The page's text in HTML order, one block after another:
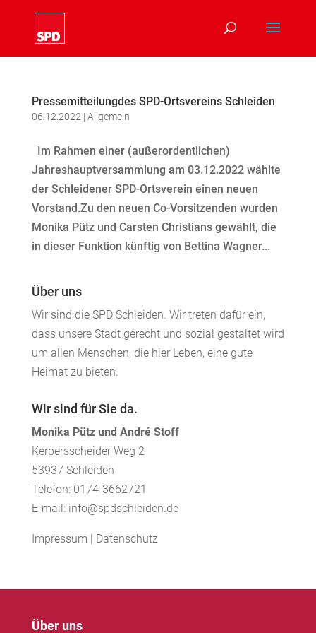
Pressemitteilungdes SPD-Ortsvereins Schleiden
06.12.2022 | Allgemein
Im Rahmen einer (außerordentlichen)
Jahreshauptversammlung am 03.12.2022 wählte
der Schleidener SPD-Ortsverein einen neuen
Vorstand.Zu den neuen Co-Vorsitzenden wurden
Monika Pütz und Carsten Christians gewählt, die
in dieser Funktion künftig von Bettina Wagner...
Über uns
Wir sind die SPD Schleiden. Wir treten dafür ein,
dass unsere Stadt gerecht und sozial gestaltet wird
um allen Menschen, die hier Leben, eine gute
Heimat zu bieten.
Wir sind für Sie da.
Monika Pütz und André Stoff
Kerpersscheider Weg 2
53937 Schleiden
Telefon: 0174-3662721
E-mail: info@spdschleiden.de
Impressum | Datenschutz
Über uns